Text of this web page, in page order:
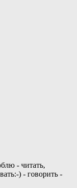
- читать,
) - говорить -